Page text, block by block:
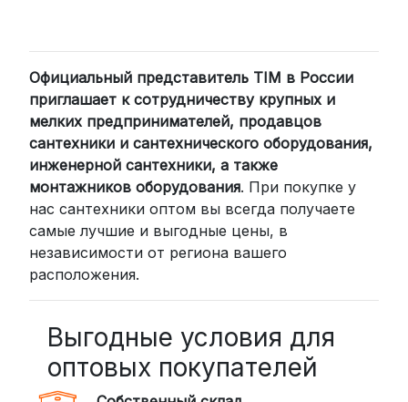
компании (СДЭК, BoxBerry, DPD)
Для клиентов из других регионов
России мы сотрудничаем с
проверенными транспортными
компаниями:
СДЭК: Выбирайте доставку до
пункта выдачи (от 2 дней) или
курьером до двери (от 3 дней).
Стоимость начинается от300
рублей
пунктов выдачи или курьером.
Сроки — от 2 дней, стоимость — от
350 рублей
Официальный представитель TIM в России
приглашает к сотрудничеству крупных и
мелких предпринимателей, продавцов
сантехники и сантехнического оборудования,
инженерной сантехники, а также
монтажников оборудования. При покупке у
нас сантехники оптом вы всегда получаете
самые лучшие и выгодные цены, в
независимости от региона вашего
расположения.
Выгодные условия для
оптовых покупателей